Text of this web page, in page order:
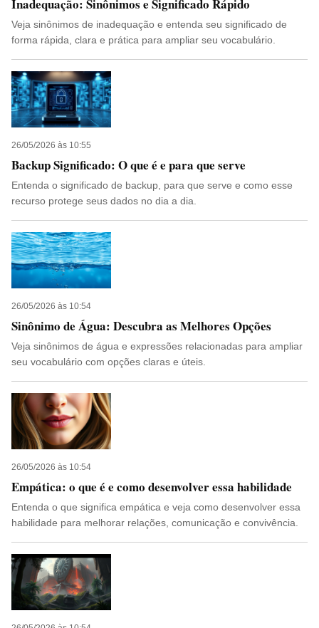
Inadequação: Sinônimos e Significado Rápido
Veja sinônimos de inadequação e entenda seu significado de
forma rápida, clara e prática para ampliar seu vocabulário.
26/05/2026 às 10:55
Backup Significado: O que é e para que serve
Entenda o significado de backup, para que serve e como esse
recurso protege seus dados no dia a dia.
26/05/2026 às 10:54
Sinônimo de Água: Descubra as Melhores Opções
Veja sinônimos de água e expressões relacionadas para ampliar
seu vocabulário com opções claras e úteis.
26/05/2026 às 10:54
Empática: o que é e como desenvolver essa habilidade
Entenda o que significa empática e veja como desenvolver essa
habilidade para melhorar relações, comunicação e convivência.